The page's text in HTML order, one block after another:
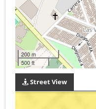
200 m
500 ft
Street View